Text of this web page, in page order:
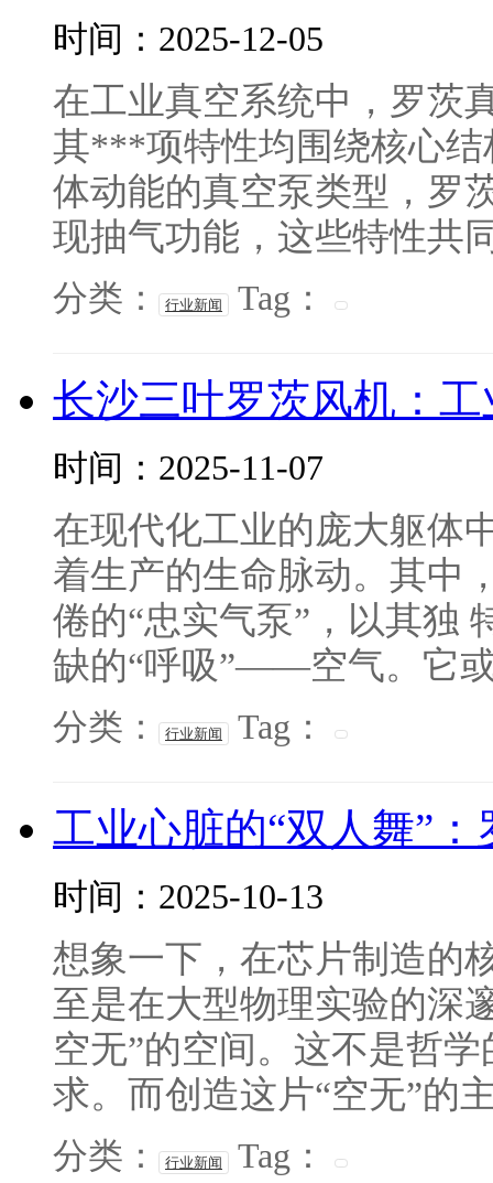
时间：2025-12-05
在工业真空系统中，罗茨
其***项特性均围绕核心
体动能的真空泵类型，罗
现抽气功能，这些特性共
分类： 行业新闻 Tag：
长沙三叶罗茨风机：
时间：2025-11-07
在现代化工业的庞大躯体
着生产的生命脉动。其中
倦的“忠实气泵”，以其独
缺的“呼吸”——空气。它
分类： 行业新闻 Tag：
工业心脏的“双人舞”
时间：2025-10-13
想象一下，在芯片制造的
至是在大型物理实验的深
空无”的空间。这不是哲
求。而创造这片“空无”的
分类： 行业新闻 Tag：